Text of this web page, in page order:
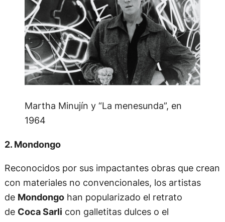
Martha Minujín y “La menesunda”, en
1964
2. Mondongo
Reconocidos por sus impactantes obras que crean
con materiales no convencionales, los artistas
de Mondongohan popularizado el retrato
de Coca Sarli con galletitas dulces o el